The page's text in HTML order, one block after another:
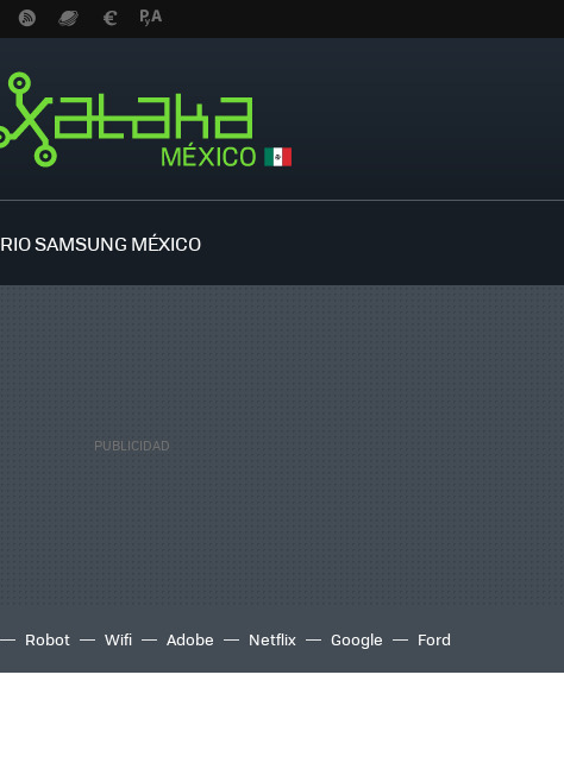
SAMSUNG MÉXICO
Robot Wifi Adobe Netflix Google Ford